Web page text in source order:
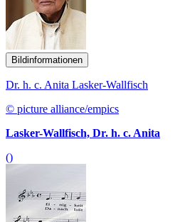
Bildinformationen
Dr. h. c. Anita Lasker-Wallfisch
© picture alliance/empics
Lasker-Wallfisch, Dr. h. c. Anita
()